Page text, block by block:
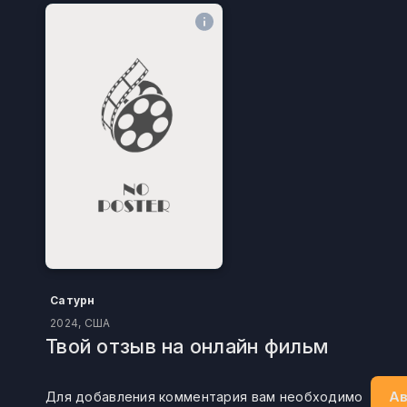
Сатурн
2024, США
Твой отзыв на онлайн фильм
Для добавления комментария вам необходимо